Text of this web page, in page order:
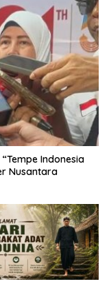
Indonesia
Nusantara